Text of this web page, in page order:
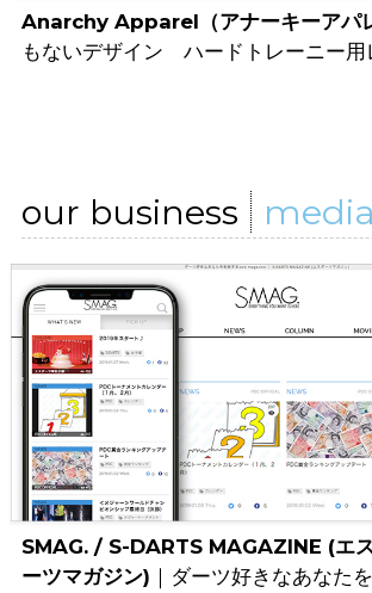
Anarchy Apparel（アナーキーアパ
もないデザイン ハードトレーニー用
our business media
SMAG. / S-DARTS MAGAZINE (エ
ーツマガジン) ｜ダーツ好きなあなた